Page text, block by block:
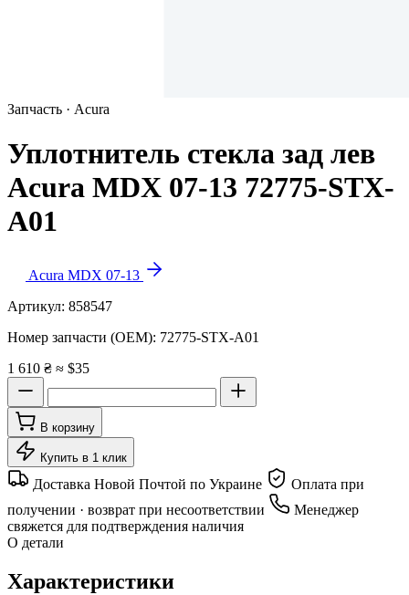
Запчасть · Acura
Уплотнитель стекла зад лев
Acura MDX 07-13 72775-STX-
A01
Acura MDX 07-13
Артикул: 858547
Номер запчасти (OEM): 72775-STX-A01
1 610 ₴ ≈ $35
В корзину
Купить в 1 клик
Доставка Новой Почтой по Украине
Оплата при
получении · возврат при несоответствии
Менеджер
свяжется для подтверждения наличия
О детали
Характеристики